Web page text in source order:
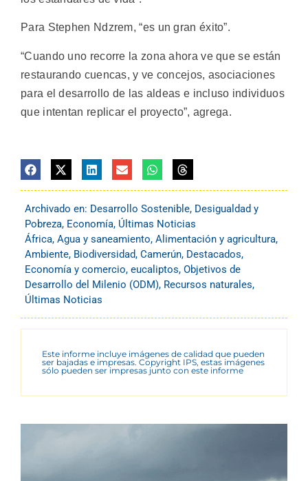
Para Stephen Ndzrem, “es un gran éxito”.
“Cuando uno recorre la zona ahora ve que se están
restaurando cuencas, y ve concejos, asociaciones
para el desarrollo de las aldeas e incluso individuos
que intentan replicar el proyecto”, agrega.
Archivado en: Desarrollo Sostenible, Desigualdad y
Pobreza, Economía, Últimas Noticias
África, Agua y saneamiento, Alimentación y agricultura,
Ambiente, Biodiversidad, Camerún, Destacados,
Economía y comercio, eucaliptos, Objetivos de
Desarrollo del Milenio (ODM), Recursos naturales,
Últimas Noticias
Este informe incluye imágenes de calidad que pueden
ser bajadas e impresas. Copyright IPS, estas imágenes
sólo pueden ser impresas junto con este informe